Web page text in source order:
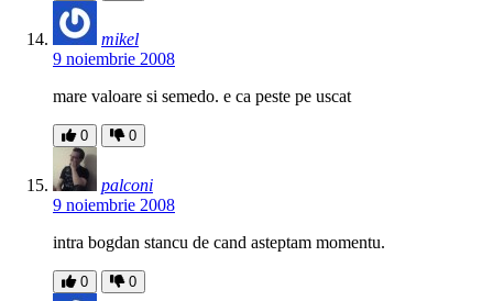
mikel
9 noiembrie 2008
mare valoare si semedo. e ca peste pe uscat
0 0
palconi
9 noiembrie 2008
intra bogdan stancu de cand asteptam momentu.
0 0